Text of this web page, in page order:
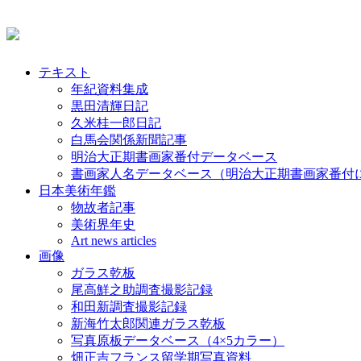
テキスト
年紀資料集成
黒田清輝日記
久米桂一郎日記
白馬会関係新聞記事
明治大正期書画家番付データベース
書画家人名データベース（明治大正期書画家番付
日本美術年鑑
物故者記事
美術界年史
Art news articles
画像
ガラス乾板
尾高鮮之助調査撮影記録
和田新調査撮影記録
新海竹太郎関連ガラス乾板
写真原板データベース（4×5カラー）
畑正吉フランス留学期写真資料